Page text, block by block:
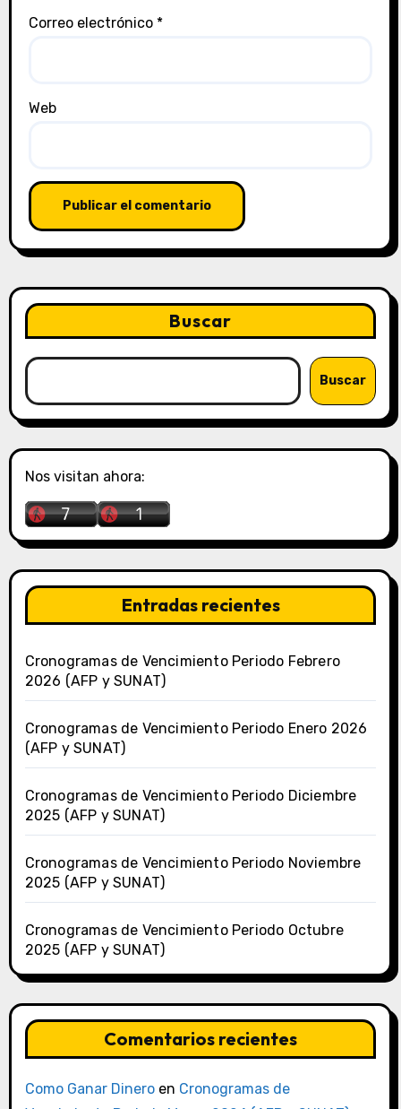
Correo electrónico *
Web
Buscar
Buscar
Nos visitan ahora:
Entradas recientes
Cronogramas de Vencimiento Periodo Febrero
2026 (AFP y SUNAT)
Cronogramas de Vencimiento Periodo Enero 2026
(AFP y SUNAT)
Cronogramas de Vencimiento Periodo Diciembre
2025 (AFP y SUNAT)
Cronogramas de Vencimiento Periodo Noviembre
2025 (AFP y SUNAT)
Cronogramas de Vencimiento Periodo Octubre
2025 (AFP y SUNAT)
Comentarios recientes
Como Ganar Dineroen Cronogramas de